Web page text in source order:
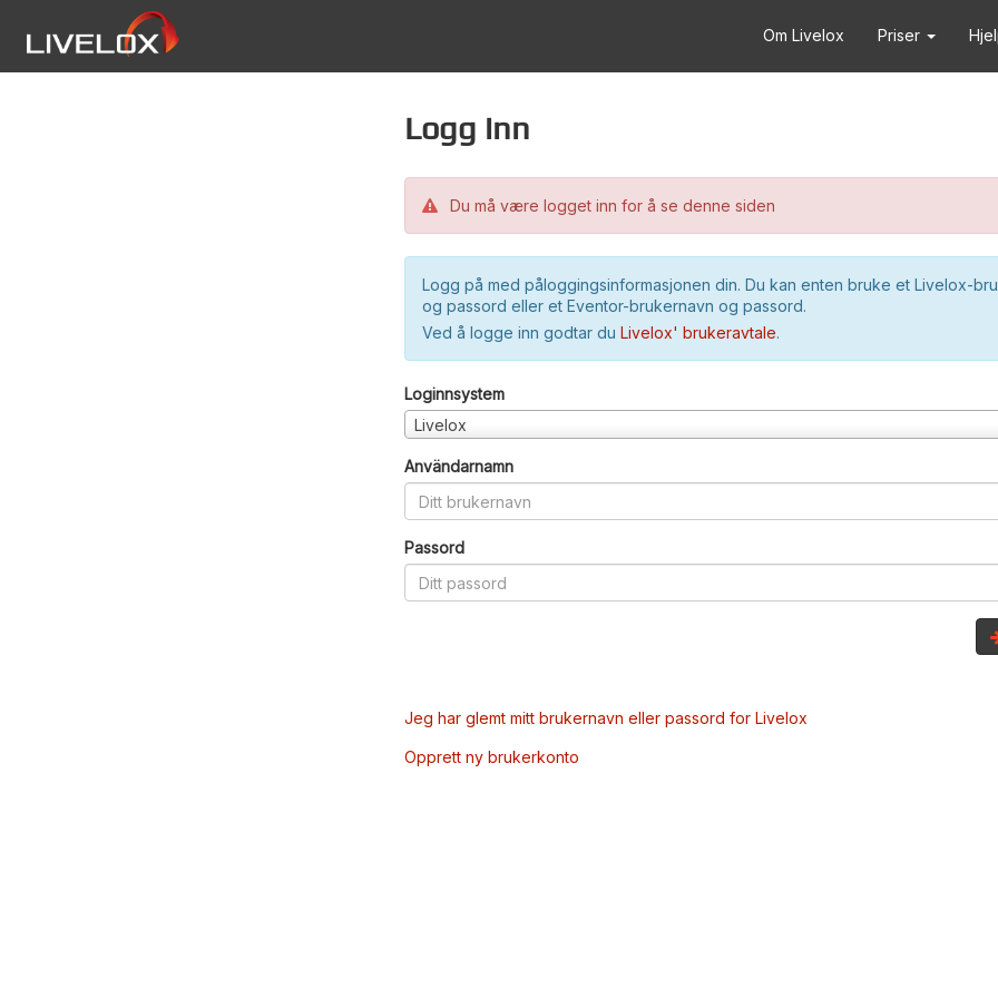
Om Livelox Priser
Logg inn
Du må være logget inn for å se denne siden
Logg på med påloggingsinformasjonen din. Du kan enten bruke et Livelox-
og passord eller et Eventor-brukernavn og passord.
Ved å logge inn godtar du Livelox' brukeravtale.
Loginnsystem
Livelox
Användarnamn
Passord
Jeg har glemt mitt brukernavn eller passord for Livelox
Opprett ny brukerkonto